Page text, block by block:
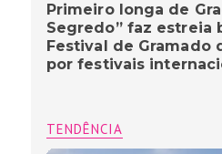
Primeiro longa de
Segredo” faz estreia
Festival de Gramado
por festivais
TENDÊNCIA